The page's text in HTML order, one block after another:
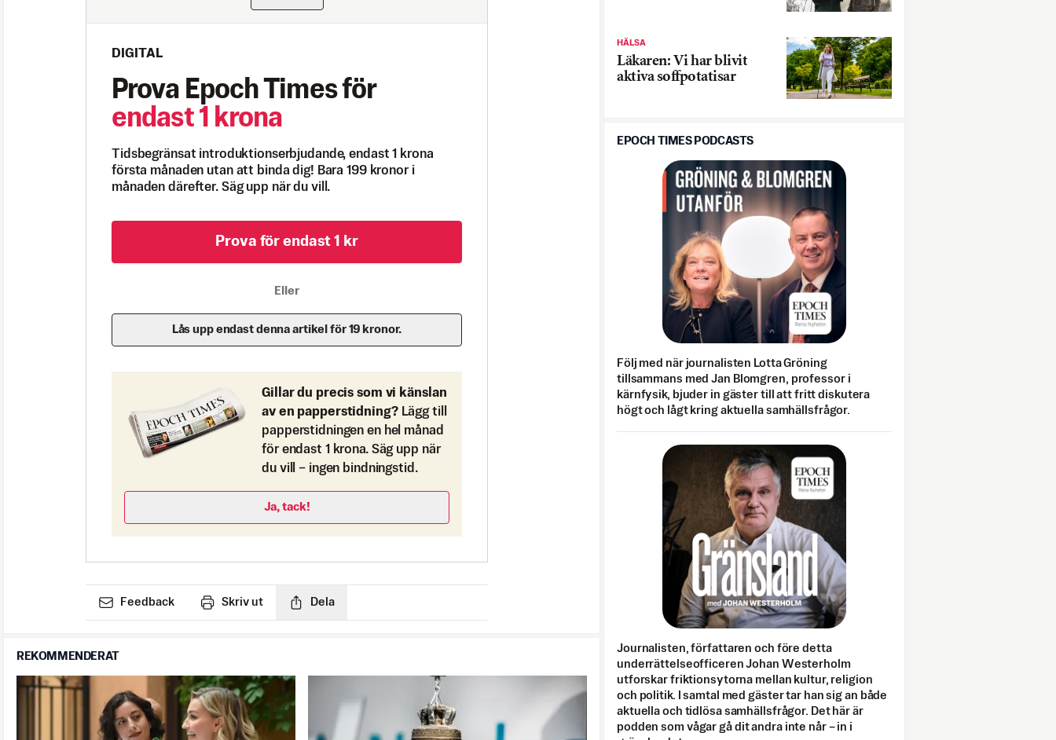
DIGITAL
Prova Epoch Times för
endast 1 krona
Tidsbegränsat introduktionserbjudande, endast 1 krona
första månaden utan att binda dig! Bara 199 kronor i
månaden därefter. Säg upp när du vill.
Prova för endast 1 kr
Eller
Lås upp endast denna artikel för 19 kronor.
Gillar du precis som vi känslan
av en papperstidning? Lägg till
papperstidningen en hel månad
för endast 1 krona. Säg upp när
du vill – ingen bindningstid.
Ja, tack!
Feedback Skriv ut Dela
REKOMMENDERAT
HÄLSA
Läkaren: Vi har blivit
aktiva soffpotatisar
EPOCH TIMES PODCASTS
Följ med när journalisten Lotta Gröning
tillsammans med Jan Blomgren, professor i
kärnfysik, bjuder in gäster till att fritt diskutera
högt och lågt kring aktuella samhällsfrågor.
Journalisten, författaren och före detta
underrättelseofficeren Johan Westerholm
utforskar friktionsytorna mellan kultur, religion
och politik. I samtal med gäster tar han sig an både
aktuella och tidlösa samhällsfrågor. Det här är
podden som vågar gå dit andra inte når – in i